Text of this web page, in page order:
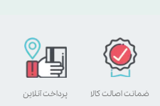
پرداخت آنلاین ضمانت اصالت کالا